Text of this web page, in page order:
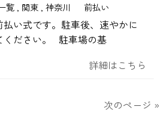
覧 関東 神奈川 前払い
い式です。駐車後、速やかに
ください。 駐車場の基
詳細はこちら
次のページ »